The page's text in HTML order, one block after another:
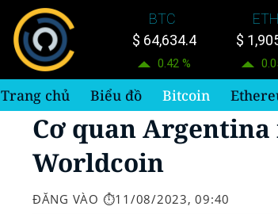
BTC
$ 64,634.4
0.42 %
ETH
$
Trang chủ Biểu đồ Bitcoin
Cơ quan
Worldcoin
ĐĂNG VÀO ⏱️11/08/2023, 09:40